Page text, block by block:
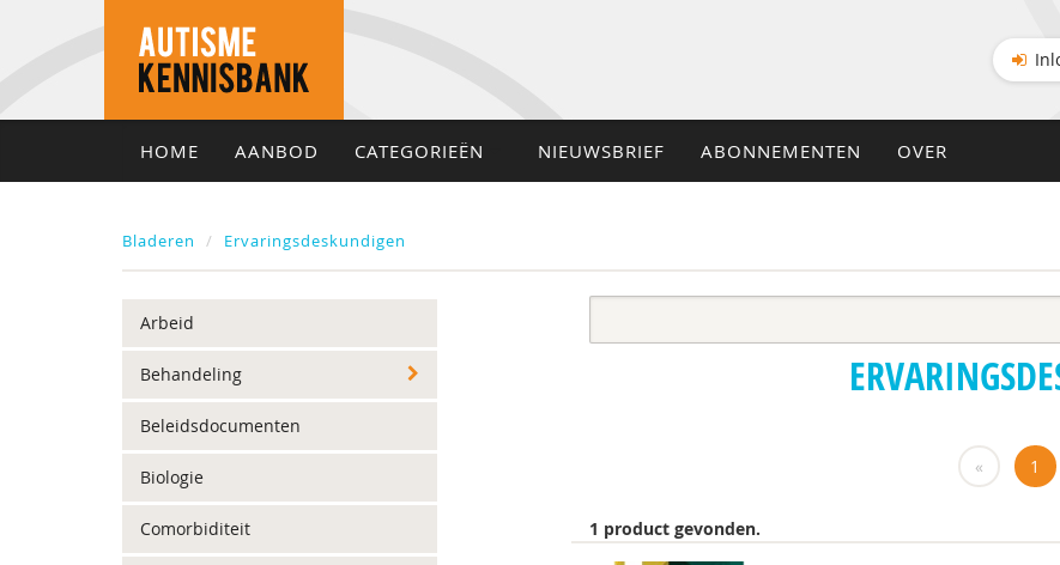
HOME AANBOD CATEGORIEËN NIEUWSBRIEF ABONNEMENTEN OVER
Bladeren Ervaringsdeskundigen
Arbeid
Behandeling
Beleidsdocumenten
Biologie
Comorbiditeit
« 1
1 product gevonden.